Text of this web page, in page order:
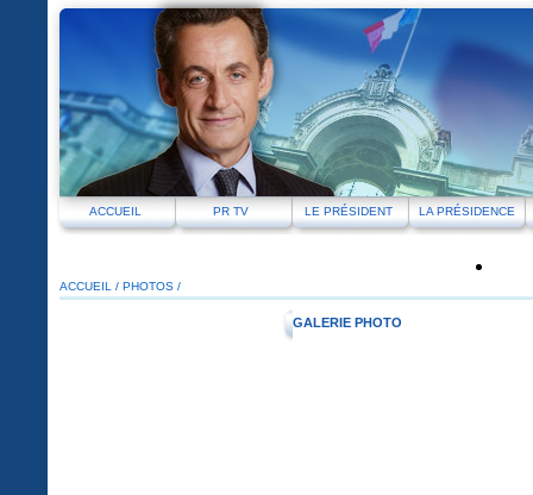
ACCUEIL PR TV LE PRÉSIDENT LA PRÉSIDENCE
ACCUEIL / PHOTOS /
GALERIE PHOTO